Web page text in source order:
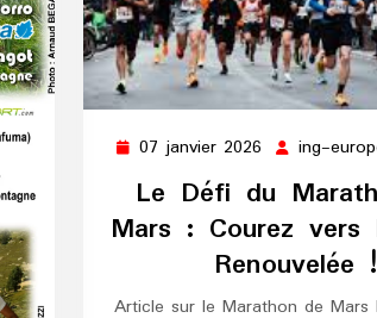
07 janvier 2026 07
janvier
2026
ing-
Le Défi du
Mars : Courez vers
Renouvelée !
Article sur le Marathon de Mars